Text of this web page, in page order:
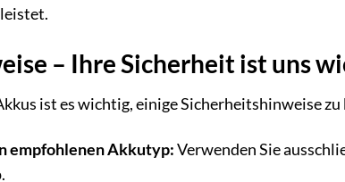
– Ihre Sicherheit ist uns
ist es wichtig, einige Sicherheitshinweise
empfohlenen Akkutyp:Verwenden Sie